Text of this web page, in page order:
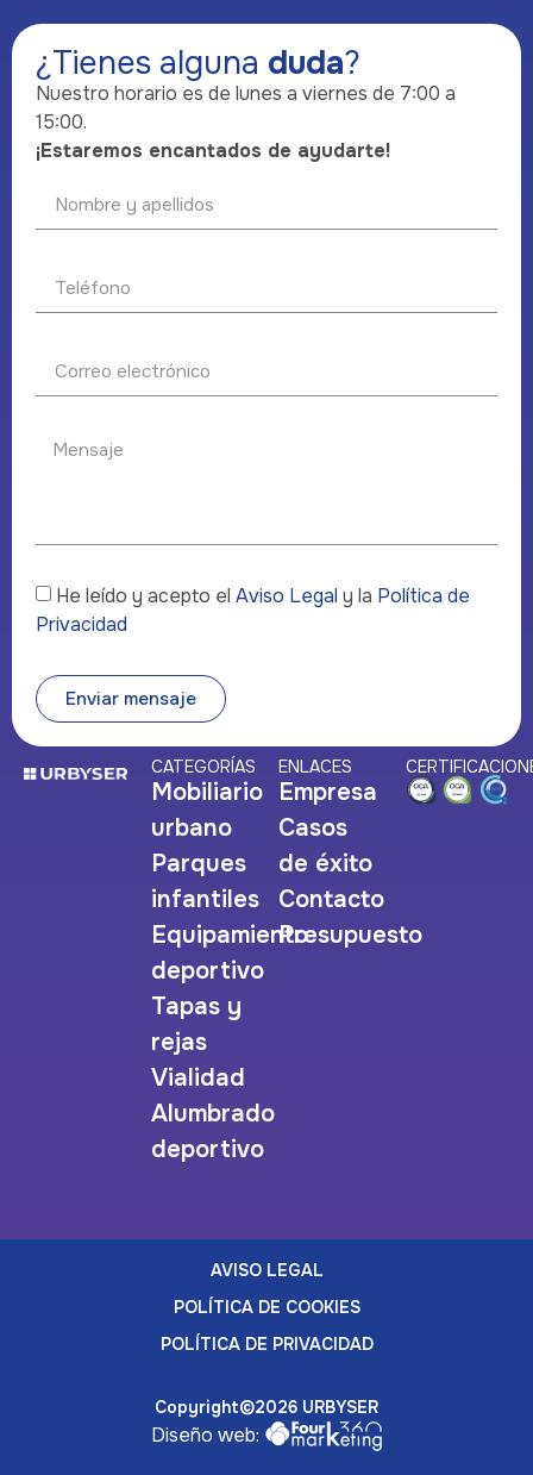
¿Tienes alguna duda?
Nuestro horario es de lunes a viernes de 7:00 a
15:00.
¡Estaremos encantados de ayudarte!
He leído y acepto el Aviso Legal y la Política de
Privacidad
Enviar mensaje
CATEGORÍAS
Mobiliario
urbano
Parques
infantiles
Equipamiento
deportivo
Tapas y
rejas
Vialidad
Alumbrado
deportivo
ENLACES
Empresa
Casos
de éxito
Contacto
Presupuesto
AVISO LEGAL
POLÍTICA DE COOKIES
POLÍTICA DE PRIVACIDAD
Copyright©2026 URBYSER
Diseño web: